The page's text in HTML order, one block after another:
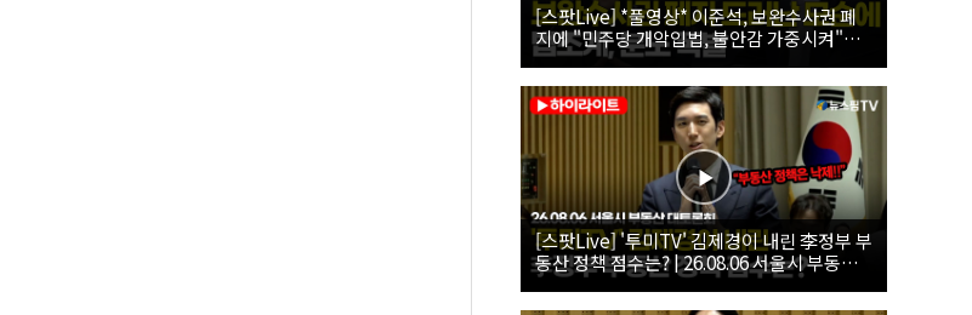
[스팟Live] *풀영상* 이준석, 보완수사권 폐
지에 "민주당 개악입법, 불안감 가중시켜"｜
26.08.06 개혁신당 보완수사권 폐지 토론회
[스팟Live] '투미TV' 김제경이 내린 李정부 부
동산 정책 점수는? | 26.08.06 서울시 부동산
대토론회